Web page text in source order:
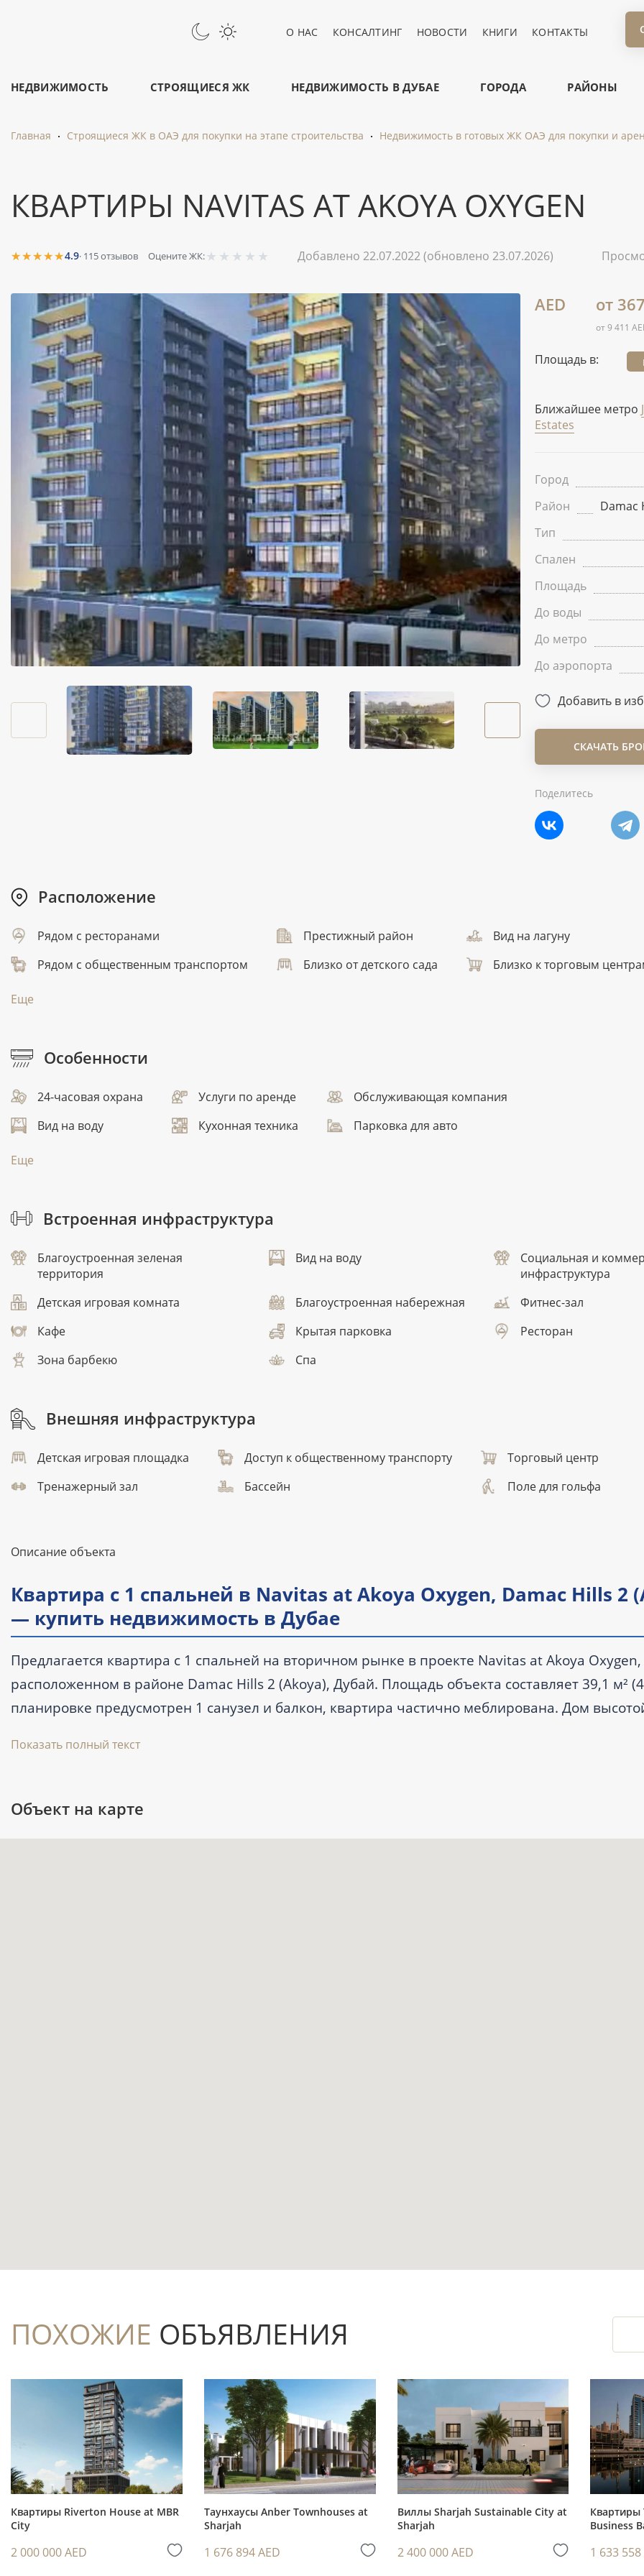
О НАС КОНСАЛТИНГ НОВОСТИ КНИГИ КОНТАКТЫ
НЕДВИЖИМОСТЬ СТРОЯЩИЕСЯ ЖК НЕДВИЖИМОСТЬ В ДУБАЕ ГОРОДА РАЙОНЫ
Главная Строящиеся ЖК в ОАЭ для покупки на этапе строительства Недвижимость в готовых ЖК ОАЭ для покупки и
КВАРТИРЫ NAVITAS AT AKOYA OXYGEN
★★★★★4.9· 115отзывов Оцените ЖК:★ ★ ★ ★ ★ Добавлено 22.07.2022(обновлено 23.07.2026)
AED от
от 9 411
Площадь в:
Ближайшее метро
Estates
Город
Район
Damac
Тип
Спален
Площадь
До воды
До метро
До аэропорта
Добавить в
СКАЧАТЬ
Поделитесь
Расположение
Рядом с ресторанами Престижный район
Вид на лагуну
Рядом с общественным транспортом
Близко от детского сада Близко к торговым
Еще
Особенности
24-часовая охрана Услуги по аренде
Обслуживающая компания
Вид на воду
Кухонная техника Парковка для авто
Еще
Встроенная инфраструктура
Благоустроенная зеленая
территория
Вид на воду
Социальная и
инфраструктура
Детская игровая комната
Благоустроенная набережная
Фитнес-зал
Кафе
Крытая парковка
Ресторан
Зона барбекю
Спа
Внешняя инфраструктура
Детская игровая площадка Доступ к общественному транспорту
Торговый центр
Тренажерный зал
Бассейн Поле для гольфа
Описание объекта
Квартира с 1 спальней в Navitas at Akoya Oxygen, Damac Hills 2
— купить недвижимость в Дубае
Предлагается квартира с 1 спальней на вторичном рынке в проекте Navitas at Akoya Oxygen,
расположенном в районе Damac Hills 2 (Akoya), Дубай. Площадь объекта составляет 39,1 м²
планировке предусмотрен 1 санузел и балкон, квартира частично меблирована. Дом
уточняйте у специалиста.
Ключевые характеристики
Тип: квартира с 1 спальней и 1 санузлом.
Балкон добавляет приватное открытое пространство, востребованное для
Бассейн, лифт и парковка формируют практичный набор опций для резидентов 16-
Наличие гольф-поля делает объект интересным для покупателей, которые выбирают
среду с рекреационной инфраструктурой.
Инвестиционный потенциал
Вторичный статус помогает предметно оценить квартиру перед сделкой: планировку,
Показать полный текст
Объект на карте
ПОХОЖИЕ ОБЪЯВЛЕНИЯ
Квартиры Riverton House at MBR
City
2 000 000 AED
Таунхаусы Anber Townhouses at
Sharjah
1 676 894 AED
Виллы Sharjah Sustainable City at
Sharjah
2 400 000 AED
Квартиры
Business
1 633 558